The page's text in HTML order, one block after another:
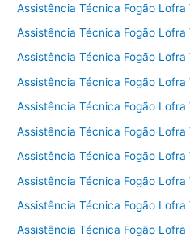
Assistência Técnica Fogão Lofra
Assistência Técnica Fogão Lofra
Assistência Técnica Fogão Lofra
Assistência Técnica Fogão
Assistência Técnica Fogão Lofra
Assistência Técnica Fogão Lofra
Assistência Técnica Fogão Lofra
Assistência Técnica Fogão Lofra
Assistência Técnica Fogão Lofra
Assistência Técnica Fogão Lofra